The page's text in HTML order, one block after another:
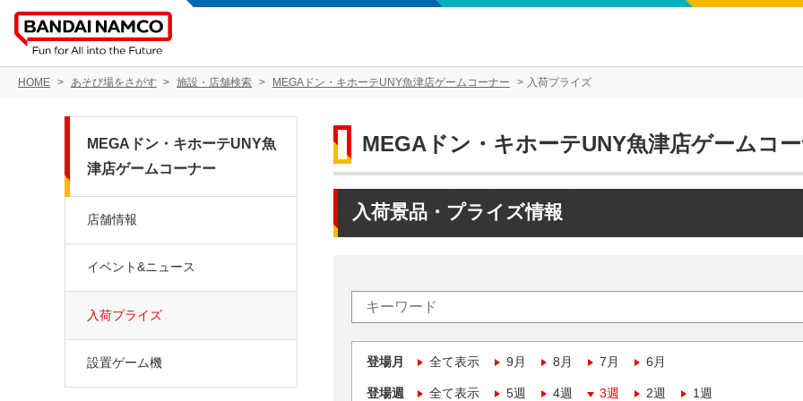
HOME あそび場をさがす 施設・店舗検索 MEGAドン・キホーテUNY魚津店ゲームコーナー 入荷プライズ
MEGAドン・キホーテUNY魚津店ゲームコ
入荷景品・プライズ情報
登場月 全て表示 9月 8月 7月 6月
登場週 全て表示 5週 4週 3週 2週 1週
MEGAドン・キホーテUNY魚
津店ゲームコーナー
店舗情報
イベント&ニュース
入荷プライズ
設置ゲーム機